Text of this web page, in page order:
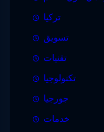
تركيا
تسويق
تقنيات
تكنولوجيا
جورجيا
خدمات